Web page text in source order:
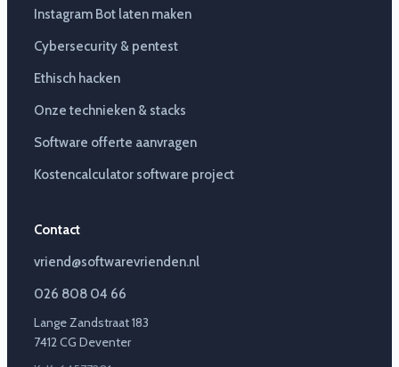
Instagram Bot laten maken
Cybersecurity & pentest
Ethisch hacken
Onze technieken & stacks
Software offerte aanvragen
Kostencalculator software project
Contact
vriend@softwarevrienden.nl
026 808 04 66
Lange Zandstraat 183
7412 CG Deventer